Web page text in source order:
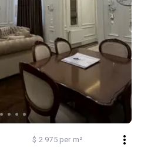
$ 2 975 per m²